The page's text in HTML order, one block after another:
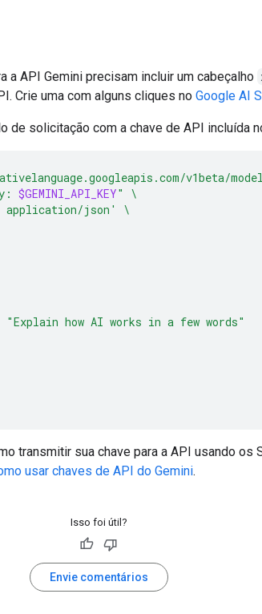
a API Gemini precisam incluir um cabeçalho
Crie uma com alguns cliques no Google AI
de solicitação com a chave de API incluída
v1beta/
$GEMINI_API_KEY"
\
application/json'
\
how AI works in a few words"
transmitir sua chave para a API usando os
usar chaves de API do Gemini.
Isso foi útil?
Envie comentários